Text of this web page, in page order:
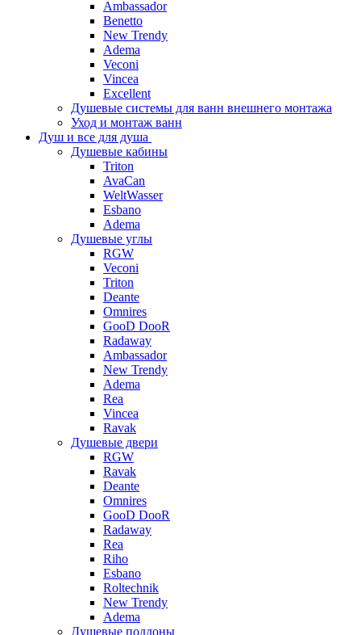
Ambassador
Benetto
New Trendy
Adema
Veconi
Vincea
Excellent
Душевые системы для ванн внешнего монтажа
Уход и монтаж ванн
Душ и все для душа
Душевые кабины
Triton
AvaCan
WeltWasser
Esbano
Adema
Душевые углы
RGW
Veconi
Triton
Deante
Omnires
GooD DooR
Radaway
Ambassador
New Trendy
Adema
Rea
Vincea
Ravak
Душевые двери
RGW
Ravak
Deante
Omnires
GooD DooR
Radaway
Rea
Riho
Esbano
Roltechnik
New Trendy
Adema
Душевые поддоны